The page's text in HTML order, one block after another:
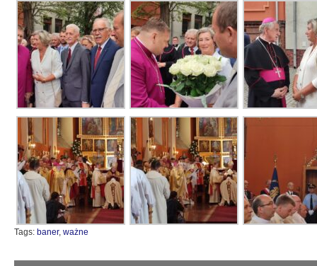
Tags: baner, ważne